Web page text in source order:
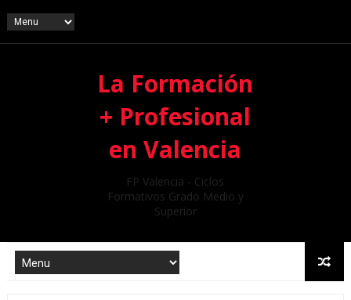
La Formación
+ Profesional
en Valencia
FP Valencia - Ciclos
Formativos Grado Medio y
Superior